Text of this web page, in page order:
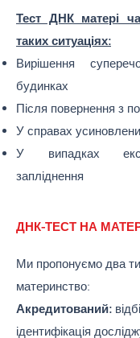
Тест ДНК матері
таких ситуаціях:
Вирішення
будинках
Після повернення з
У справах
У випадках
запліднення
ДНК-ТЕСТ НА
Ми пропонуємо два
материнство:
Акредитований:
ідентифікація